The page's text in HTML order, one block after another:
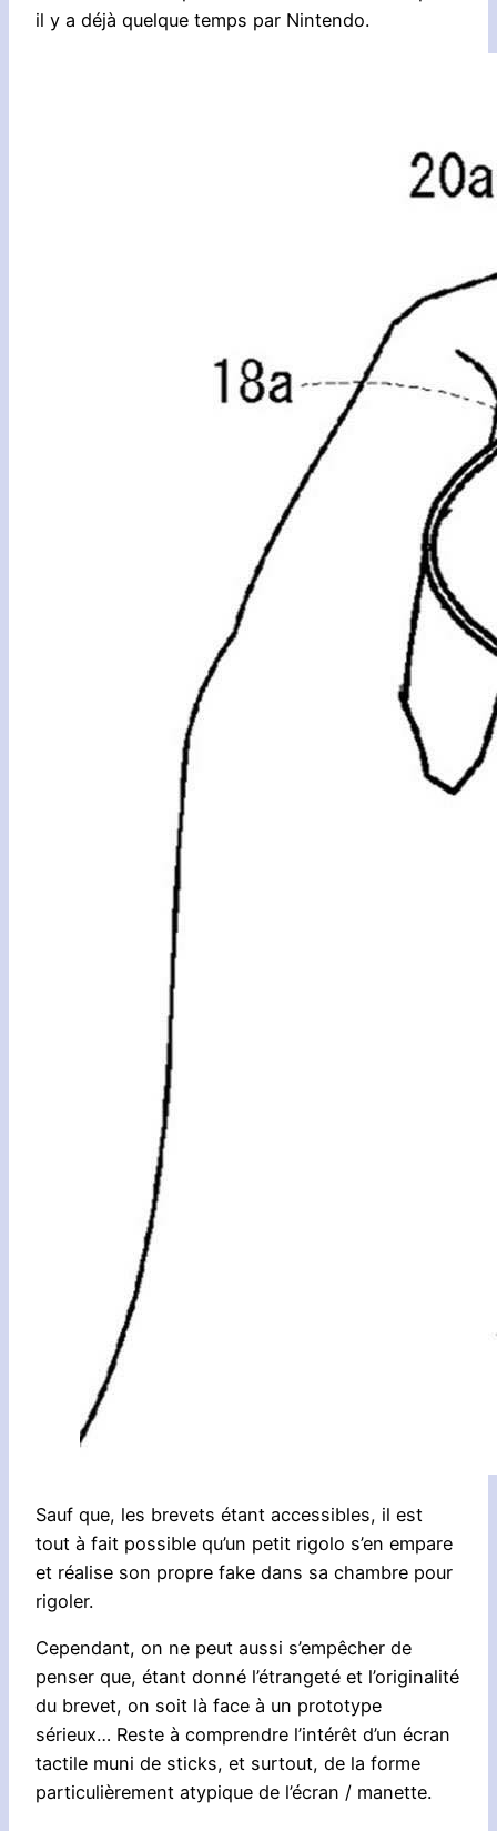
il y a déjà quelque temps par Nintendo.
Sauf que, les brevets étant accessibles, il est
tout à fait possible qu’un petit rigolo s’en empare
et réalise son propre fake dans sa chambre pour
rigoler.
Cependant, on ne peut aussi s’empêcher de
penser que, étant donné l’étrangeté et l’originalité
du brevet, on soit là face à un prototype
sérieux… Reste à comprendre l’intérêt d’un écran
tactile muni de sticks, et surtout, de la forme
particulièrement atypique de l’écran / manette.